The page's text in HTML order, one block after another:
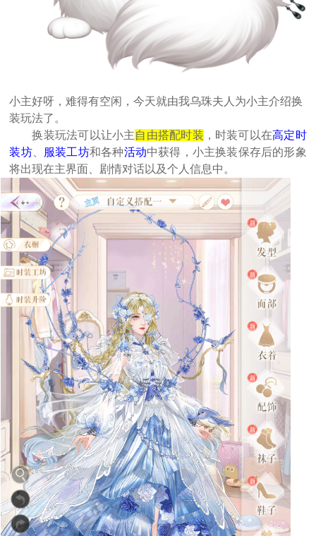
小主好呀，难得有空闲，今天就由我乌珠夫人为小主介绍换
装玩法了。
换装玩法可以让小主自由搭配时装 ，时装可以在高定时
装坊、 服装工坊和各种活动中获得，小主换装保存后的形象
将出现在主界面、剧情对话以及个人信息中。